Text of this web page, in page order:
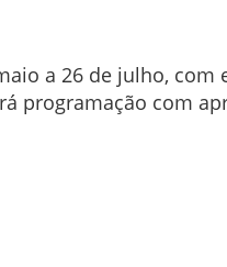
a 26 de julho, com
programação com